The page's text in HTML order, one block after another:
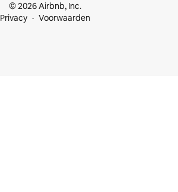
© 2026 Airbnb, Inc.
Privacy
Voorwaarden